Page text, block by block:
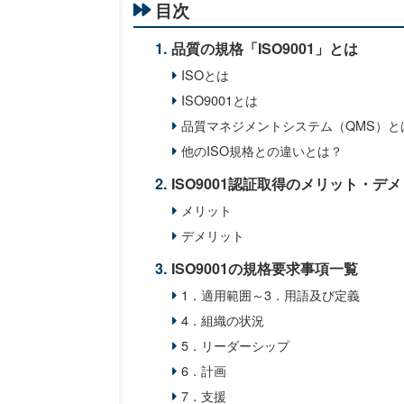
目次
品質の規格「ISO9001」とは
ISOとは
ISO9001とは
品質マネジメントシステム（QMS）と
他のISO規格との違いとは？
ISO9001認証取得のメリット・デメ
メリット
デメリット
ISO9001の規格要求事項一覧
1．適用範囲～3．用語及び定義
4．組織の状況
5．リーダーシップ
6．計画
7．支援